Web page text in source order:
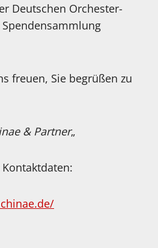
Deutschen Orchester-
freuen, Sie begrüßen zu
& Partner„